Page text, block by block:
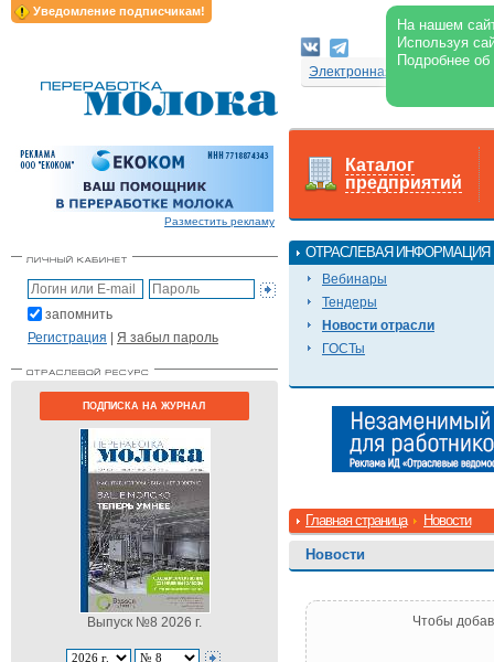
Уведомление подписчикам!
На нашем
Используя
Подробнее
Электронная версия
Разместить рекламу
запомнить
Регистрация | Я забыл пароль
ПОДПИСКА НА ЖУРНАЛ
Выпуск №8 2026 г.
Каталог
предприятий
ОТРАСЛЕВАЯ ИНФОРМАЦИЯ
Вебинары
Тендеры
Новости отрасли
ГОСТы
Главная страница Новости
Новости
Чтобы